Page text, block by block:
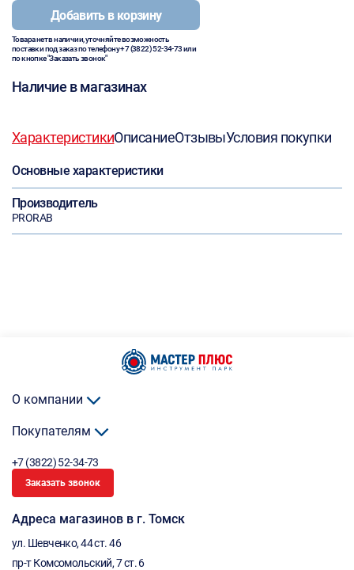
Добавить в корзину
Товара нет в наличии, уточняйте возможность
поставки под заказ по телефону+7 (3822) 52-34-73или
по кнопке "Заказать звонок"
Наличие в магазинах
ХарактеристикиОписаниеОтзывыУсловия покупки
Основные характеристики
Производитель
PRORAB
О компании
Покупателям
+7 (3822) 52-34-73
Заказать звонок
Адреса магазинов в г. Томск
ул. Шевченко, 44 ст. 46
пр-т Комсомольский, 7 ст. 6